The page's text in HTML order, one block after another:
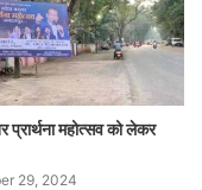
प्रार्थना महोत्सव को लेकर
29, 2024